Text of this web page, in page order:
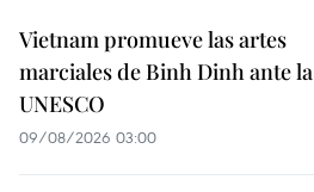
Vietnam promueve las artes
marciales de Binh Dinh ante la
UNESCO
09/08/2026 03:00